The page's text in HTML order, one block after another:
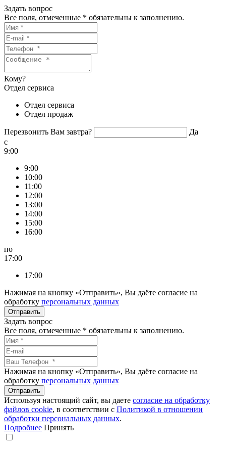
Задать вопрос
Все поля, отмеченные * обязательны к заполнению.
Кому?
Отдел сервиса
Отдел сервиса
Отдел продаж
Перезвонить Вам завтра?
Да
c
9:00
9:00
10:00
11:00
12:00
13:00
14:00
15:00
16:00
по
17:00
17:00
Нажимая на кнопку «Отправить», Вы даёте согласие на
обработку персональных данных
Задать вопрос
Все поля, отмеченные * обязательны к заполнению.
Нажимая на кнопку «Отправить», Вы даёте согласие на
обработку персональных данных
Используя настоящий сайт, вы даете согласие на обработку
файлов сookie, в соответствии с Политикой в отношении
обработки персональных данных.
Подробнее Принять